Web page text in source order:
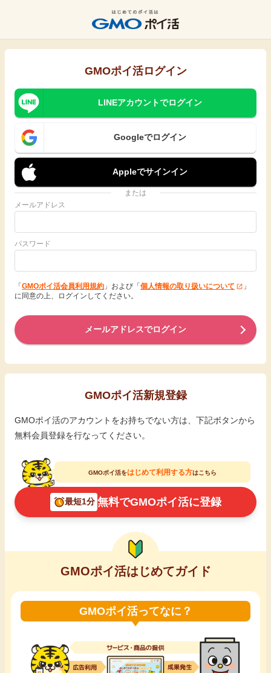
GMOポイ活ログイン
LINEアカウントでログイン
Googleでログイン
Appleでサインイン
または
メールアドレス
パスワード
「GMOポイ活会員利用規約 」および「個人情報の取り扱いについて
」
に同意の上、ログインしてください。
メールアドレスでログイン
GMOポイ活新規登録
GMOポイ活のアカウントをお持ちでない方は、下記ボタンから
無料会員登録を行なってください。
GMOポイ活をはじめて利用する方はこちら
最短1分 無料でGMOポイ活に登録
GMOポイ活はじめてガイド
GMOポイ活ってなに？